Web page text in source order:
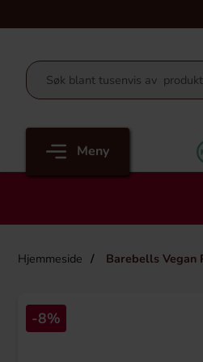
Meny
Hjemmeside Barebells Vegan
-8%